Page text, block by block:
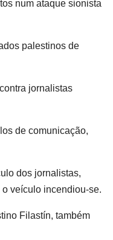
num ataque sionista
palestinos de
jornalistas
de comunicação,
dos jornalistas,
veículo incendiou-se.
Filastín, também